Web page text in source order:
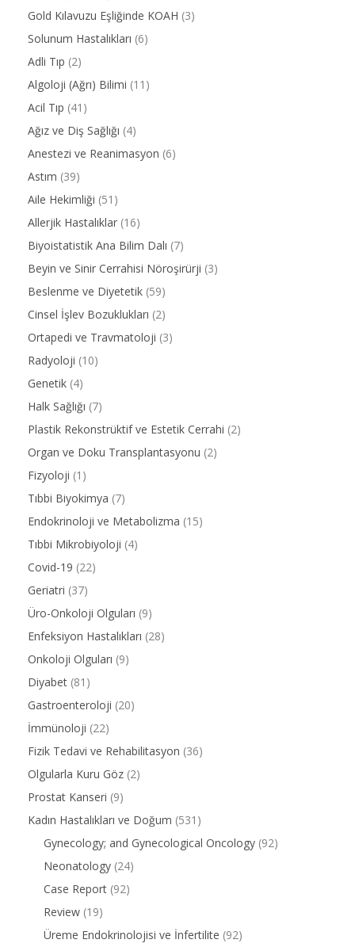
Gold Kılavuzu Eşliğinde KOAH (3)
Solunum Hastalıkları (6)
Adli Tıp (2)
Algoloji (Ağrı) Bilimi (11)
Acil Tıp (41)
Ağız ve Diş Sağlığı (4)
Anestezi ve Reanimasyon (6)
Astım (39)
Aile Hekimliği (51)
Allerjik Hastalıklar (16)
Biyoistatistik Ana Bilim Dalı (7)
Beyin ve Sinir Cerrahisi Nöroşirürji (3)
Beslenme ve Diyetetik (59)
Cinsel İşlev Bozuklukları (2)
Ortapedi ve Travmatoloji (3)
Radyoloji (10)
Genetik (4)
Halk Sağlığı (7)
Plastik Rekonstrüktif ve Estetik Cerrahi (2)
Organ ve Doku Transplantasyonu (2)
Fizyoloji (1)
Tıbbi Biyokimya (7)
Endokrinoloji ve Metabolizma (15)
Tıbbi Mikrobiyoloji (4)
Covid-19 (22)
Geriatri (37)
Üro-Onkoloji Olguları (9)
Enfeksiyon Hastalıkları (28)
Onkoloji Olguları (9)
Diyabet (81)
Gastroenteroloji (20)
İmmünoloji (22)
Fizik Tedavi ve Rehabilitasyon (36)
Olgularla Kuru Göz (2)
Prostat Kanseri (9)
Kadın Hastalıkları ve Doğum (531)
Gynecology; and Gynecological Oncology (92)
Neonatology (24)
Case Report (92)
Review (19)
Üreme Endokrinolojisi ve İnfertilite (92)